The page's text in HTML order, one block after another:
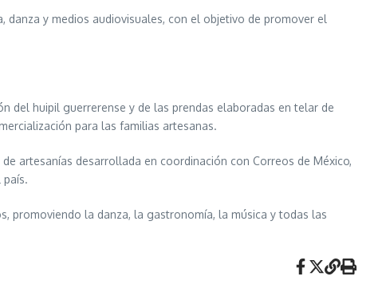
danza y medios audiovisuales, con el objetivo de promover el
del huipil guerrerense y de las prendas elaboradas en telar de
para las familias artesanas.
artesanías desarrollada en coordinación con Correos de México,
promoviendo la danza, la gastronomía, la música y todas las